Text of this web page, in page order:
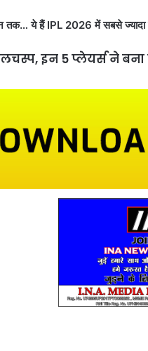
तक… ये हैं IPL 2026 में सबसे ज्यादा
इन 5 प्लेयर्स ने बना